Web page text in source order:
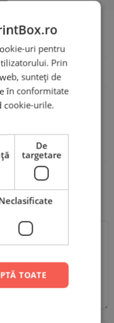
cu nume și
uri pentru
Prin
sunteți de
în conformitate
cookie-urile.
De
targetare
TOATE